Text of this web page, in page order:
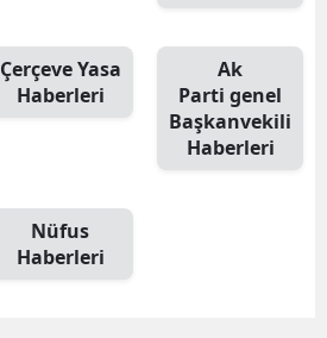
Çerçeve Yasa
Haberleri
Ak
Parti genel
Başkanvekili
Haberleri
Nüfus
Haberleri